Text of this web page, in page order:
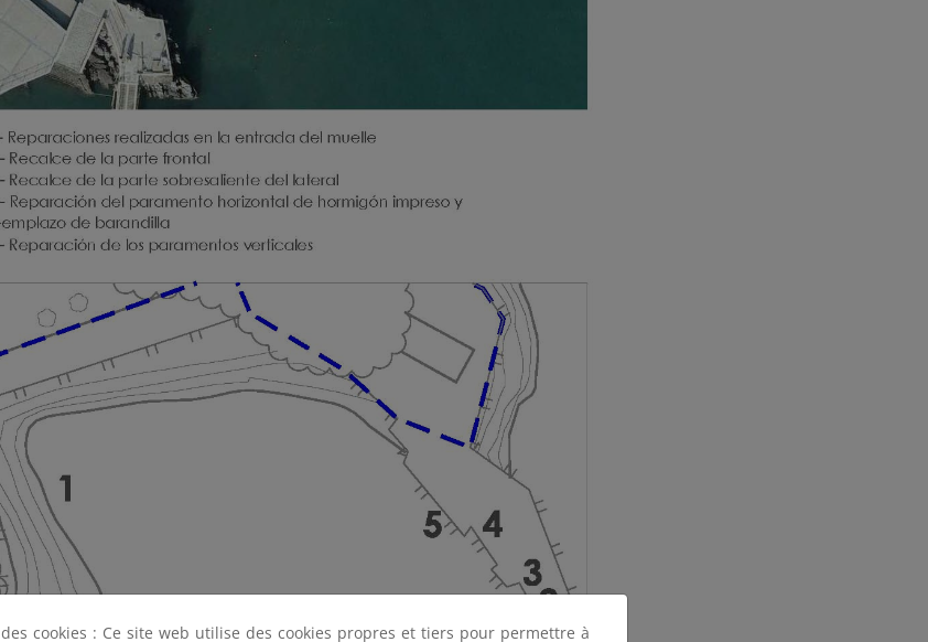
cookies : Ce site web utilise des cookies propres et tiers pour permettre à